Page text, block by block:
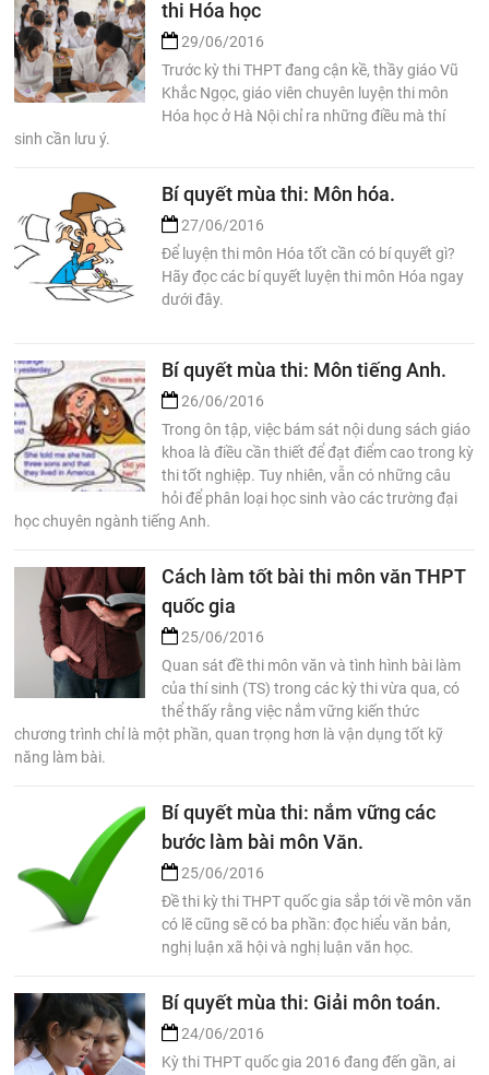
thi Hóa học
29/06/2016
Trước kỳ thi THPT đang cận kề, thầy giáo Vũ
Khắc Ngọc, giáo viên chuyên luyện thi môn
Hóa học ở Hà Nội chỉ ra những điều mà thí
sinh cần lưu ý.
Bí quyết mùa thi: Môn hóa.
27/06/2016
Để luyện thi môn Hóa tốt cần có bí quyết gì?
Hãy đọc các bí quyết luyện thi môn Hóa ngay
dưới đây.
Bí quyết mùa thi: Môn tiếng Anh.
26/06/2016
Trong ôn tập, việc bám sát nội dung sách giáo
khoa là điều cần thiết để đạt điểm cao trong kỳ
thi tốt nghiệp. Tuy nhiên, vẫn có những câu
hỏi để phân loại học sinh vào các trường đại
học chuyên ngành tiếng Anh.
Cách làm tốt bài thi môn văn THPT
quốc gia
25/06/2016
Quan sát đề thi môn văn và tình hình bài làm
của thí sinh (TS) trong các kỳ thi vừa qua, có
thể thấy rằng việc nắm vững kiến thức
chương trình chỉ là một phần, quan trọng hơn là vận dụng tốt kỹ
năng làm bài.
Bí quyết mùa thi: nắm vững các
bước làm bài môn Văn.
25/06/2016
Đề thi kỳ thi THPT quốc gia sắp tới về môn văn
có lẽ cũng sẽ có ba phần: đọc hiểu văn bản,
nghị luận xã hội và nghị luận văn học.
Bí quyết mùa thi: Giải môn toán.
24/06/2016
Kỳ thi THPT quốc gia 2016 đang đến gần, ai